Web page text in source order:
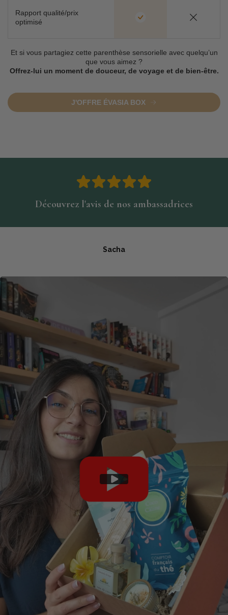
Rapport qualité/prix
optimisé
Et si vous partagiez cette parenthèse sensorielle avec quelqu’un
que vous aimez ?
Offrez-lui un moment de douceur, de voyage et de bien-être.
J'OFFRE ÉVASIA BOX
Découvrez l'avis de nos ambassadrices
Sacha